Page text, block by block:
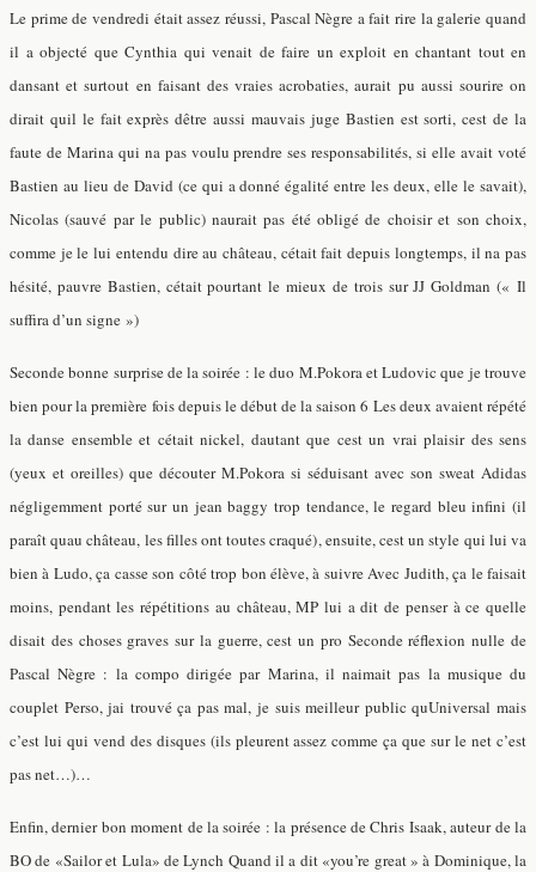
Le prime de vendredi était assez réussi, Pascal Nègre a fait rire la galerie quand
il a objecté que Cynthia qui venait de faire un exploit en chantant tout en
dansant et surtout en faisant des vraies acrobaties, aurait pu aussi sourire on
dirait quil le fait exprès dêtre aussi mauvais juge Bastien est sorti, cest de la
faute de Marina qui na pas voulu prendre ses responsabilités, si elle avait voté
Bastien au lieu de David (ce qui a donné égalité entre les deux, elle le savait),
Nicolas (sauvé par le public) naurait pas été obligé de choisir et son choix,
comme je le lui entendu dire au château, cétait fait depuis longtemps, il na pas
hésité, pauvre Bastien, cétait pourtant le mieux de trois sur JJ Goldman (« Il
suffira d’un signe »)
Seconde bonne surprise de la soirée : le duo M.Pokora et Ludovic que je trouve
bien pour la première fois depuis le début de la saison 6 Les deux avaient répété
la danse ensemble et cétait nickel, dautant que cest un vrai plaisir des sens
(yeux et oreilles) que découter M.Pokora si séduisant avec son sweat Adidas
négligemment porté sur un jean baggy trop tendance, le regard bleu infini (il
paraît quau château, les filles ont toutes craqué), ensuite, cest un style qui lui va
bien à Ludo, ça casse son côté trop bon élève, à suivre Avec Judith, ça le faisait
moins, pendant les répétitions au château, MP lui a dit de penser à ce quelle
disait des choses graves sur la guerre, cest un pro Seconde réflexion nulle de
Pascal Nègre : la compo dirigée par Marina, il naimait pas la musique du
couplet Perso, jai trouvé ça pas mal, je suis meilleur public quUniversal mais
c’est lui qui vend des disques (ils pleurent assez comme ça que sur le net c’est
pas net…)…
Enfin, dernier bon moment de la soirée : la présence de Chris Isaak, auteur de la
BO de «Sailor et Lula» de Lynch Quand il a dit «you’re great » à Dominique, la